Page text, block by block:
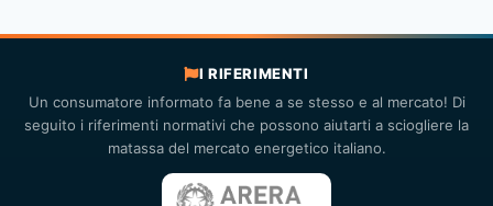
I RIFERIMENTI
Un consumatore informato fa bene a se stesso e al mercato! Di
seguito i riferimenti normativi che possono aiutarti a sciogliere la
matassa del mercato energetico italiano.